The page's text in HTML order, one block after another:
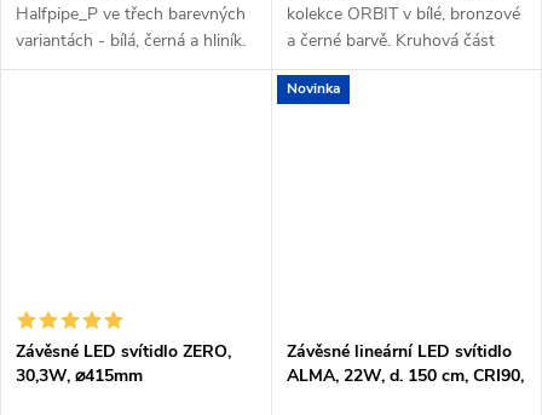
Halfpipe_P ve třech barevných
variantách - bílá, černá a hliník.
kolekce ORBIT v bílé, bronzové
a černé barvě. Kruhová část
svítidla je zavěšena na tři
samostatná lanka. Je možno ji
Závěsné LED svítidlo ZERO,
30,3W, ⌀415mm
Novinka
Závěsné lineární LED svítidlo
ALMA, 22W, d. 150 cm, CRI90,